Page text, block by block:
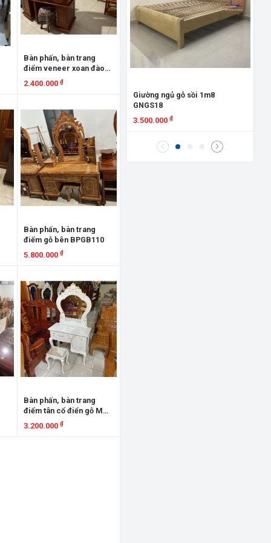
Bàn phấn, bàn trang
điểm veneer xoan đào
80cm BPXĐ80V
2.400.000₫
Bàn phấn, bàn trang
điểm gỗ bên BPGB110
5.800.000₫
Bàn phấn, bàn trang
điểm tân cổ điển gỗ MDF
BPTCĐ90
3.200.000₫
Giường ngủ gỗ sồi 1m8
GNGS18
3.500.000₫